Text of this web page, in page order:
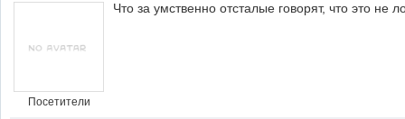
Посетители
Что за умственно отсталые говорят, что это не